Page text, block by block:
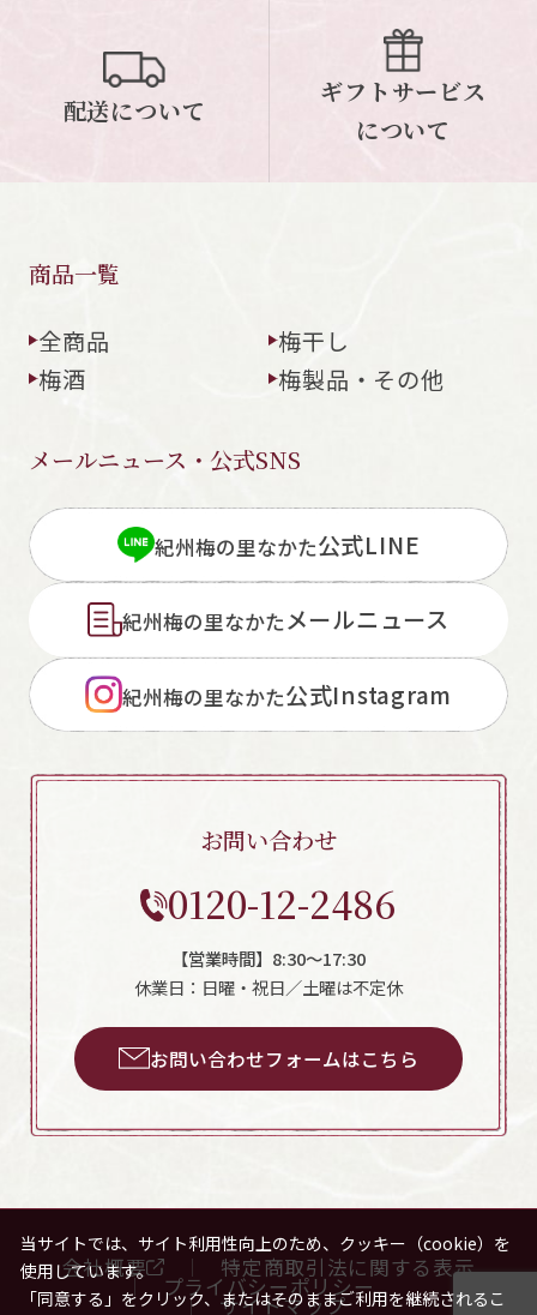
配送について
ギフトサービス
について
商品一覧
全商品
梅干し
梅酒
梅製品・その他
メールニュース・公式SNS
紀州梅の里なかた公式LINE
紀州梅の里なかたメールニュース
紀州梅の里なかた公式Instagram
お問い合わせ
0120-12-2486
【営業時間】8:30～17:30
休業日：日曜・祝日／土曜は不定休
お問い合わせフォームはこちら
会社概要 特定商取引法に関する表示
プライバシーポリシー
サイトマップ
当サイトでは、サイト利用性向上のため、クッキー（cookie）を
使用しています。
「同意する」をクリック、またはそのままご利用を継続されるこ